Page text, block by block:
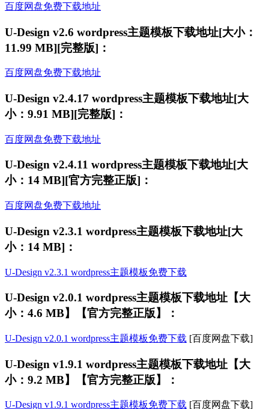
百度网盘免费下载地址
U-Design v2.6 wordpress主题模板下载地址[大小：
11.99 MB][完整版]：
百度网盘免费下载地址
U-Design v2.4.17 wordpress主题模板下载地址[大
小：9.91 MB][完整版]：
百度网盘免费下载地址
U-Design v2.4.11 wordpress主题模板下载地址[大
小：14 MB][官方完整正版]：
百度网盘免费下载地址
U-Design v2.3.1 wordpress主题模板下载地址[大
小：14 MB]：
U-Design v2.3.1 wordpress主题模板免费下载
U-Design v2.0.1 wordpress主题模板下载地址【大
小：4.6 MB】【官方完整正版】：
U-Design v2.0.1 wordpress主题模板免费下载 [百度网盘下载]
U-Design v1.9.1 wordpress主题模板下载地址【大
小：9.2 MB】【官方完整正版】：
U-Design v1.9.1 wordpress主题模板免费下载 [百度网盘下载]